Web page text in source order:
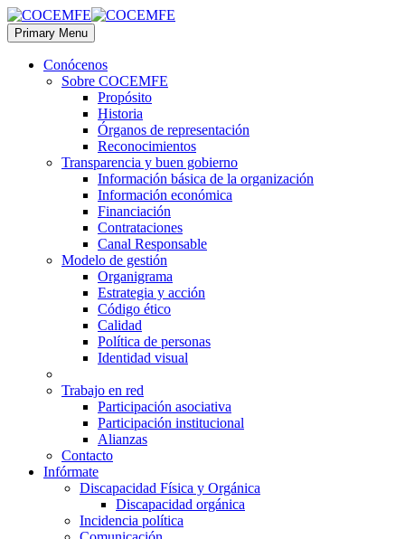
Primary Menu
Conócenos
Sobre COCEMFE
Propósito
Historia
Órganos de representación
Reconocimientos
Transparencia y buen gobierno
Información básica de la organización
Información económica
Financiación
Contrataciones
Canal Responsable
Modelo de gestión
Organigrama
Estrategia y acción
Código ético
Calidad
Política de personas
Identidad visual
Trabajo en red
Participación asociativa
Participación institucional
Alianzas
Contacto
Infórmate
Discapacidad Física y Orgánica
Discapacidad orgánica
Incidencia política